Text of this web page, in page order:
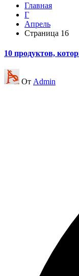
Главная
Г
Апрель
Страница 16
10 продуктов,
Запись
от
От Admin